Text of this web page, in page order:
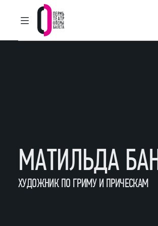
ГЛАВНОЕ МЕНЮ
Пермский театр
МАТИЛЬДА
ХУДОЖНИК ПО ГРИМУ И ПРИЧЕСКАМ